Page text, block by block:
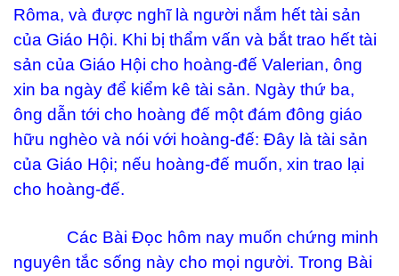
Rôma, và được nghĩ là người nắm hết tài sản
của Giáo Hội. Khi bị thẩm vấn và bắt trao hết tài
sản của Giáo Hội cho hoàng-đế Valerian, ông
xin ba ngày để kiểm kê tài sản. Ngày thứ ba,
ông dẫn tới cho hoàng đế một đám đông giáo
hữu nghèo và nói với hoàng-đế: Đây là tài sản
của Giáo Hội; nếu hoàng-đế muốn, xin trao lại
cho hoàng-đế.
Các Bài Đọc hôm nay muốn chứng minh
nguyên tắc sống này cho mọi người. Trong Bài